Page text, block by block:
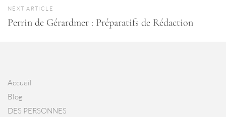
NEXT ARTICLE
Perrin de Gérardmer : Préparatifs de Rédaction
Accueil
Blog
DES PERSONNES